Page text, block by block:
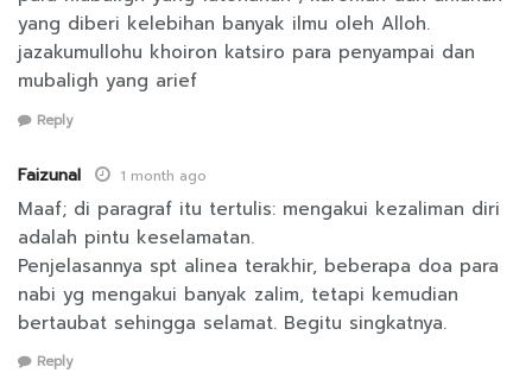
yang diberi kelebihan banyak ilmu oleh Alloh.
jazakumullohu khoiron katsiro para penyampai dan
mubaligh yang arief
Reply
Faizunal 1 month ago
Maaf; di paragraf itu tertulis: mengakui kezaliman diri
adalah pintu keselamatan.
Penjelasannya spt alinea terakhir, beberapa doa para
nabi yg mengakui banyak zalim, tetapi kemudian
bertaubat sehingga selamat. Begitu singkatnya.
Reply